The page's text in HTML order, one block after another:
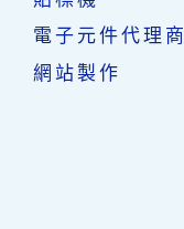
電子元件代理商
網站製作